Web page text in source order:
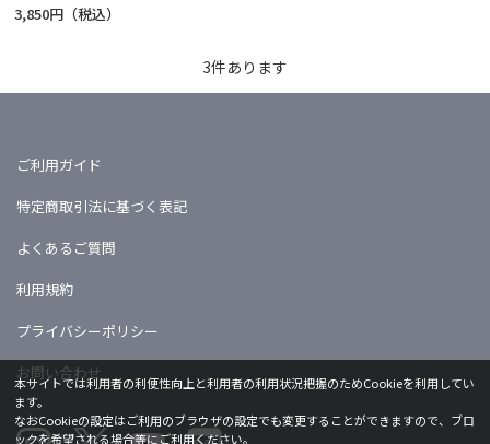
3,850円
3件あります
ご利用ガイド
特定商取引法に基づく表記
よくあるご質問
利用規約
プライバシーポリシー
お問い合わせ
本サイトでは利用者の利便性向上と利用者の利用状況把握のためCookieを利用してい
ます。
なおCookieの設定はご利用のブラウザの設定でも変更することができますので、ブロ
ックを希望される場合等にご利用ください。